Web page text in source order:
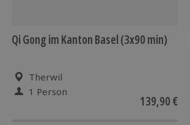
Qi Gong im Kanton Basel (3x90 min)
Therwil
1 Person
139,90 €